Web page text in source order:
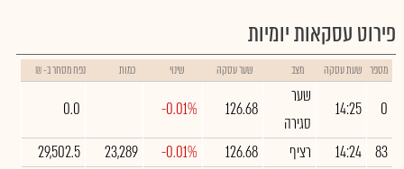
פירוט עסקאות יומיות
מספר שעת עסקה מצב שער עסקה שינוי כמות נפח מסחר ב- ₪
0
14:25
שער
סגירה
126.68
-0.01%
0.0
83
14:24 רציף 126.68
-0.01%
23,289
29,502.5